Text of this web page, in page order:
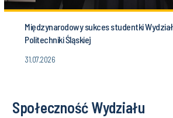
Politechniki Śląskiej
31.07.2026